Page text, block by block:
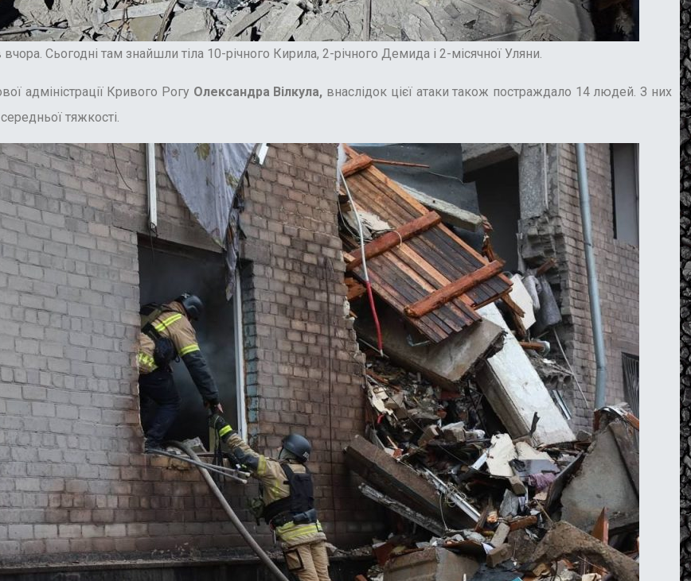
Сьогодні там знайшли тіла 10-річного Кирила, 2-річного Демида і 2-місячної Уляни.
адміністрації Кривого Рогу Олександра Вілкула, внаслідок цієї атакитакож постраждало 14 людей. З них
тяжкості.